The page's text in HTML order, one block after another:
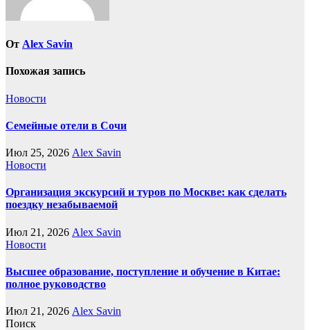
От Alex Savin
Похожая запись
Новости
Семейные отели в Сочи
Июл 25, 2026 Alex Savin
Новости
Организация экскурсий и туров по Москве: как сделать
поездку незабываемой
Июл 21, 2026 Alex Savin
Новости
Высшее образование, поступление и обучение в Китае:
полное руководство
Июл 21, 2026 Alex Savin
Поиск